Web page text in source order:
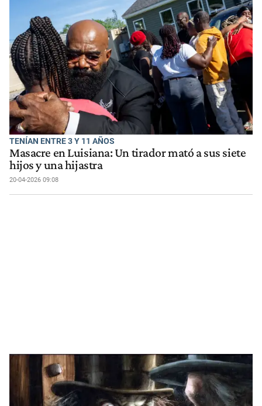
TENÍAN ENTRE 3 Y 11 AÑOS
Masacre en Luisiana: Un tirador mató a sus siete
hijos y una hijastra
20-04-2026 09:08